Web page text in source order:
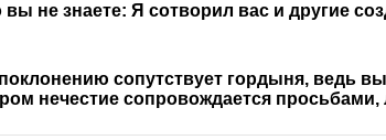
не знаете: Я сотворил вас и другие
сопутствует гордыня, ведь
нечестие сопровождается просьбами,